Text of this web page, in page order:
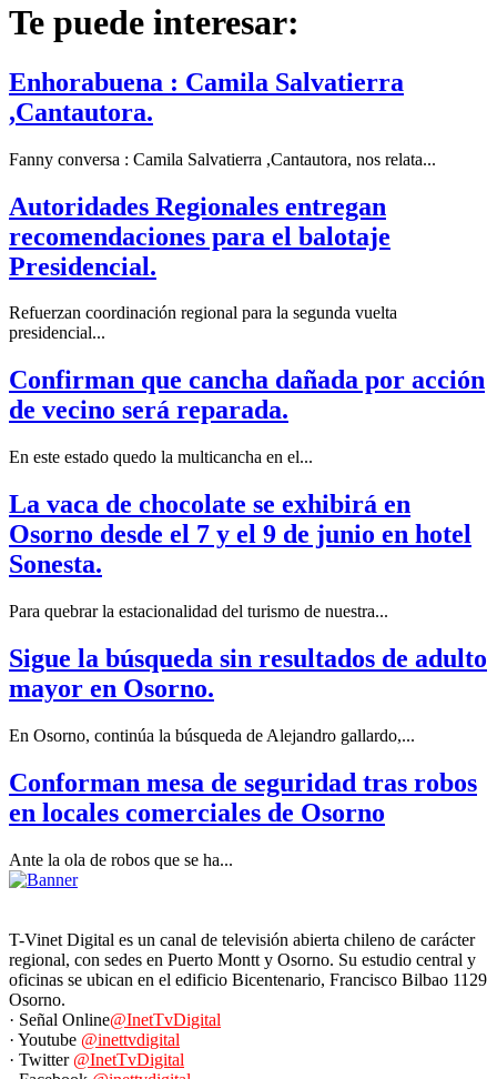
Te puede interesar:
Enhorabuena : Camila Salvatierra
,Cantautora.
Fanny conversa : Camila Salvatierra ,Cantautora, nos relata...
Autoridades Regionales entregan
recomendaciones para el balotaje
Presidencial.
Refuerzan coordinación regional para la segunda vuelta
presidencial...
Confirman que cancha dañada por acción
de vecino será reparada.
En este estado quedo la multicancha en el...
La vaca de chocolate se exhibirá en
Osorno desde el 7 y el 9 de junio en hotel
Sonesta.
Para quebrar la estacionalidad del turismo de nuestra...
Sigue la búsqueda sin resultados de adulto
mayor en Osorno.
En Osorno, continúa la búsqueda de Alejandro gallardo,...
Conforman mesa de seguridad tras robos
en locales comerciales de Osorno
Ante la ola de robos que se ha...
T-Vinet Digital es un canal de televisión abierta chileno de carácter
regional, con sedes en Puerto Montt y Osorno. Su estudio central y
oficinas se ubican en el edificio Bicentenario, Francisco Bilbao 1129
Osorno.
· Señal Online@InetTvDigital
· Youtube @inettvdigital
· Twitter @InetTvDigital